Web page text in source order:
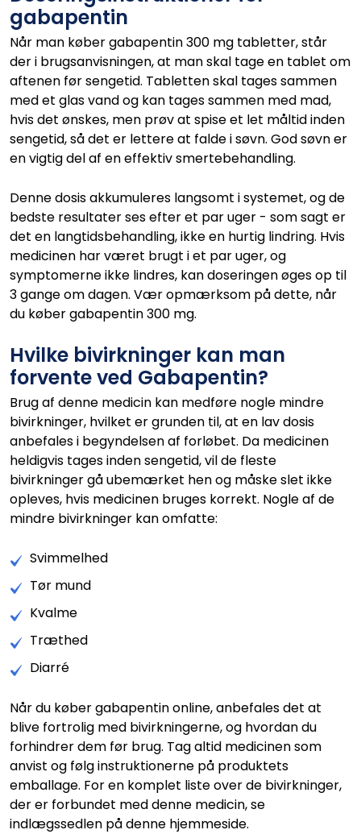
gabapentin
Når man køber gabapentin 300 mg tabletter, står
der i brugsanvisningen, at man skal tage en tablet om
aftenen før sengetid. Tabletten skal tages sammen
med et glas vand og kan tages sammen med mad,
hvis det ønskes, men prøv at spise et let måltid inden
sengetid, så det er lettere at falde i søvn. God søvn er
en vigtig del af en effektiv smertebehandling.
Denne dosis akkumuleres langsomt i systemet, og de
bedste resultater ses efter et par uger - som sagt er
det en langtidsbehandling, ikke en hurtig lindring. Hvis
medicinen har været brugt i et par uger, og
symptomerne ikke lindres, kan doseringen øges op til
3 gange om dagen. Vær opmærksom på dette, når
du køber gabapentin 300 mg.
Hvilke bivirkninger kan man
forvente ved Gabapentin?
Brug af denne medicin kan medføre nogle mindre
bivirkninger, hvilket er grunden til, at en lav dosis
anbefales i begyndelsen af forløbet. Da medicinen
heldigvis tages inden sengetid, vil de fleste
bivirkninger gå ubemærket hen og måske slet ikke
opleves, hvis medicinen bruges korrekt. Nogle af de
mindre bivirkninger kan omfatte:
Svimmelhed
Tør mund
Kvalme
Træthed
Diarré
Når du køber gabapentin online, anbefales det at
blive fortrolig med bivirkningerne, og hvordan du
forhindrer dem før brug. Tag altid medicinen som
anvist og følg instruktionerne på produktets
emballage. For en komplet liste over de bivirkninger,
der er forbundet med denne medicin, se
indlægssedlen på denne hjemmeside.